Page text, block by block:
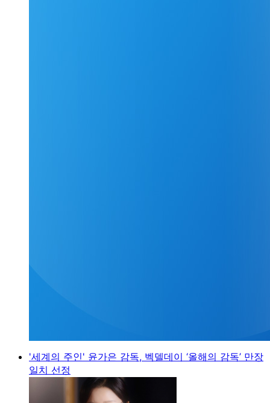
'세계의 주인' 윤가은 감독, 벡델데이 ‘올해의 감독’ 만장
일치 선정